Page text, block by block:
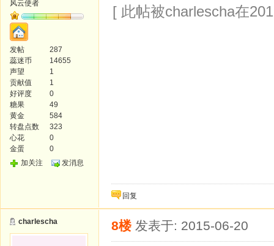
风云使者
发帖
287
蕊迷币
14655
声望
1
贡献值
1
好评度
0
糖果
49
黄金
584
转盘点数
323
心花
0
金蛋
0
加关注
发消息
[ 此帖被charlescha在
回复
charlescha 8楼 发表于: 2015-06-20